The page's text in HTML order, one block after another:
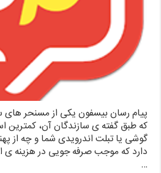
پیام رسان بیسفون یکی از مسنحر
که طبق گفته ی سازندگان آن، کمترین
گوشی یا تبلت اندرویدی شما و چه از
دارد که موجب صرفه جویی در هزینه
…